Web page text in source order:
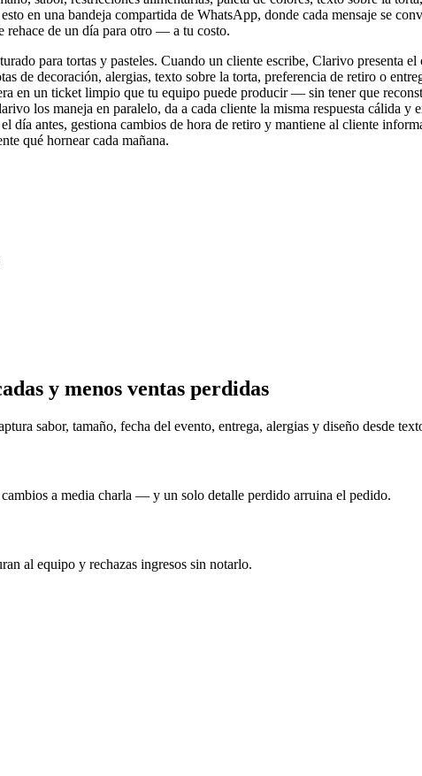
en una bandeja compartida de WhatsApp, donde cada mensaje se
rehace de un día para otro — a tu costo.
para tortas y pasteles. Cuando un cliente escribe, Clarivo presenta
de decoración, alergias, texto sobre la torta, preferencia de retiro o
en un ticket limpio que tu equipo puede producir — sin tener que
los maneja en paralelo, da a cada cliente la misma respuesta cálida y
día antes, gestiona cambios de hora de retiro y mantiene al cliente
qué hornear cada mañana.
y menos ventas perdidas
sabor, tamaño, fecha del evento, entrega, alergias y diseño desde
a media charla — y un solo detalle perdido arruina el pedido.
al equipo y rechazas ingresos sin notarlo.